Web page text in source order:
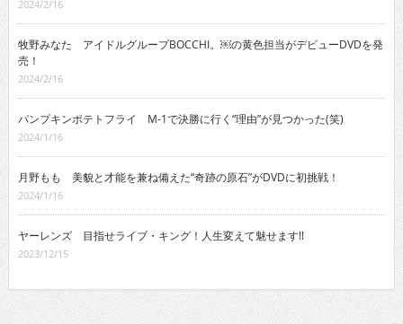
2024/2/16
牧野みなた アイドルグループBOCCHI。￼の黄色担当がデビューDVDを発
売！
2024/2/16
パンプキンポテトフライ M-1で決勝に行く“理由”が見つかった(笑)
2024/1/16
月野もも 美貌と才能を兼ね備えた“奇跡の原石”がDVDに初挑戦！
2024/1/16
ヤーレンズ 目指せライブ・キング！人生変えて魅せます!!
2023/12/15